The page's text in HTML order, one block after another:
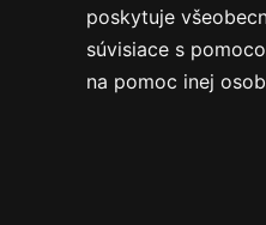
poskytuje
súvisiace s
na pomoc inej